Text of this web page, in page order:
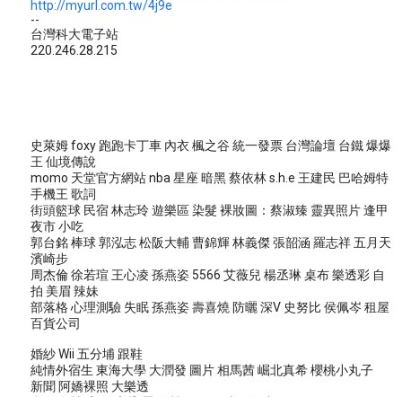
http://myurl.com.tw/4j9e
--
台灣科大電子站
220.246.28.215
史萊姆 foxy 跑跑卡丁車 內衣 楓之谷 統一發票 台灣論壇 台鐵 爆爆
王 仙境傳說
momo 天堂官方網站 nba 星座 暗黑 蔡依林 s.h.e 王建民 巴哈姆特
手機王 歌詞
街頭籃球 民宿 林志玲 遊樂區 染髮 裸妝圖：蔡淑臻 靈異照片 逢甲
夜市 小吃
郭台銘 棒球 郭泓志 松阪大輔 曹錦輝 林義傑 張韶涵 羅志祥 五月天
濱崎步
周杰倫 徐若瑄 王心凌 孫燕姿 5566 艾薇兒 楊丞琳 桌布 樂透彩 自
拍 美眉 辣妹
部落格 心理測驗 失眠 孫燕姿 壽喜燒 防曬 深V 史努比 侯佩岑 租屋
百貨公司
婚紗 Wii 五分埔 跟鞋
純情外宿生 東海大學 大潤發 圖片 相馬茜 崛北真希 櫻桃小丸子
新聞 阿嬌裸照 大樂透